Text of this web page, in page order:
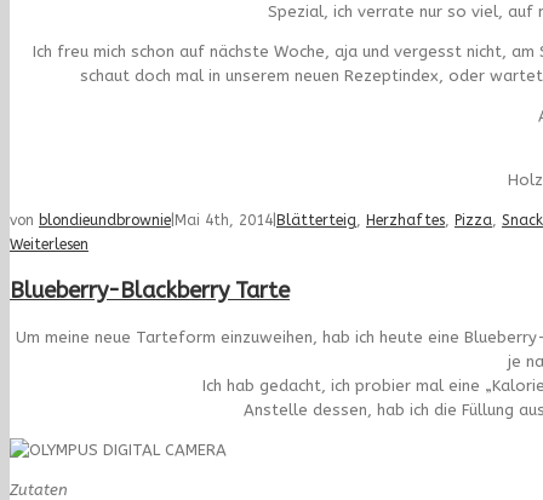
Spezial, ich verrate nur so viel, auf
Ich freu mich schon auf nächste Woche, aja und vergesst nicht,
schaut doch mal in unserem neuen Rezeptindex, oder
von blondieundbrownie Mai 4th, 2014 Blätterteig, Herzhaftes, Pizza, Snack
Weiterlesen
Blueberry-Blackberry Tarte
Um meine neue Tarteform einzuweihen, hab ich heute eine
je
Ich hab gedacht, ich probier mal eine
Anstelle dessen, hab ich die Füllung
Zutaten